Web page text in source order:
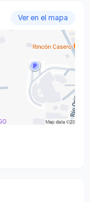
Ver en el mapa